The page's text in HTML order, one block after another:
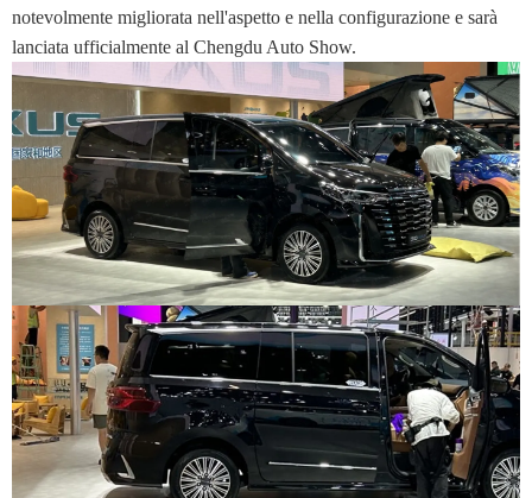
notevolmente migliorata nell'aspetto e nella configurazione e sarà
lanciata ufficialmente al Chengdu Auto Show.